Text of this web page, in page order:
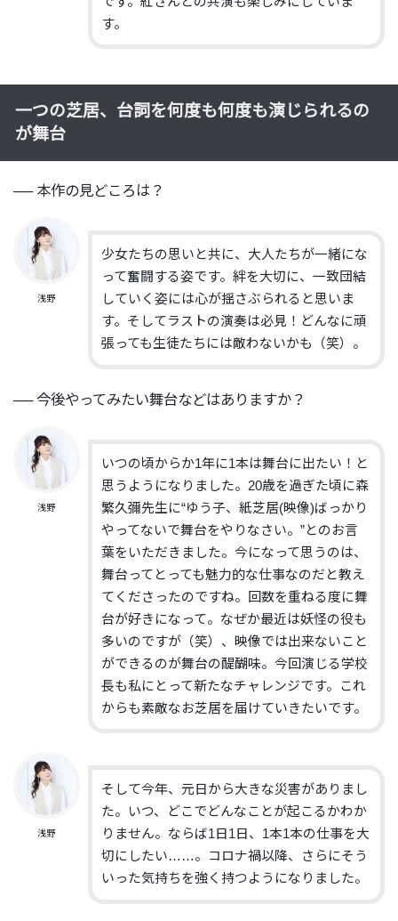
す。
一つの芝居、台詞を何度も何度も演じられるの
が舞台
── 本作の見どころは？
浅野
少女たちの思いと共に、大人たちが一緒にな
って奮闘する姿です。 絆を大切に、 一致団結
していく姿には心が揺さぶられると思いま
す。 そしてラストの演奏は必見！ どんなに頑
張っても生徒たちには敵わないかも（笑）。
── 今後やってみたい舞台などはありますか？
浅野
いつの頃からか1年に1本は舞台に出たい！ と
思うようになりました。20歳を過ぎた頃に森
繁久彌先生に“ゆう子、紙芝居(映像)ばっかり
やってないで舞台をやりなさい。”とのお言
葉をいただきました。今になって思うのは、
舞台ってとっても魅力的な仕事なのだと教え
てくださったのですね。
回数を重ねる度に舞
台が好きになって。 なぜか最近は妖怪の役も
多いのですが（笑）、
映像では出来ないこと
ができるのが舞台の醍醐味。 今回演じる学校
長も私にとって新たなチャレンジです。
これ
からも素敵なお芝居を届けていきたいです。
浅野
そして今年、元日から大きな災害がありまし
た。いつ、
どこでどんなことが起こるかわか
りません。ならば1日1日、 1本1本の仕事を大
切にしたい……。コロナ禍以降、
さらにそう
いった気持ちを強く 持つようになりました。